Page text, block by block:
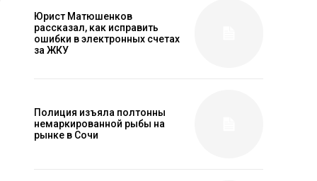
Юрист Матюшенков
рассказал, как исправить
ошибки в электронных счетах
за ЖКУ
Полиция изъяла полтонны
немаркированной рыбы на
рынке в Сочи